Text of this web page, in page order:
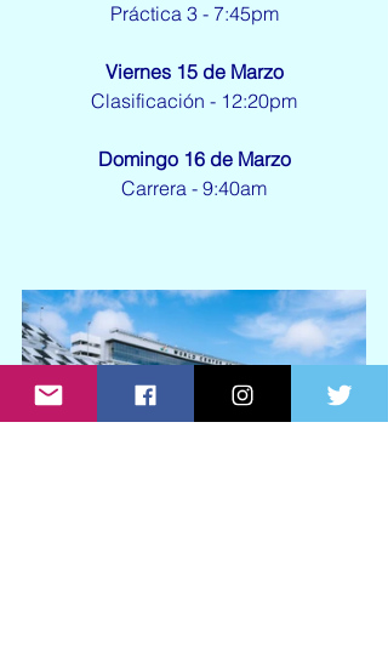
Práctica 3 - 7:45pm
Viernes 15 de Marzo
Clasificación - 12:20pm
Domingo 16 de Marzo
Carrera - 9:40am